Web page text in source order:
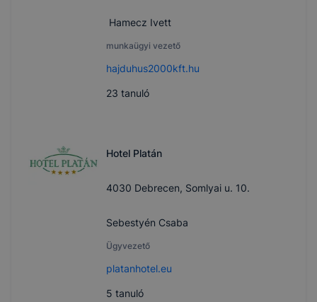
Hamecz Ivett
munkaügyi vezető
hajduhus2000kft.hu
23 tanuló
Hotel Platán
4030 Debrecen, Somlyai u. 10.
Sebestyén Csaba
Ügyvezető
platanhotel.eu
5 tanuló